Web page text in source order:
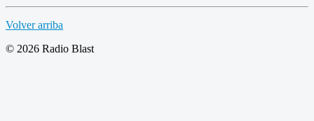
Volver arriba
© 2026 Radio Blast